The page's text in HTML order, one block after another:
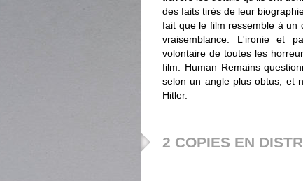
des faits tirés de leur
fait que le film ressemble à un
vraisemblance. L'ironie et
volontaire de toutes les
film. Human Remains
selon un angle plus obtus, et
Hitler.
2 COPIES EN